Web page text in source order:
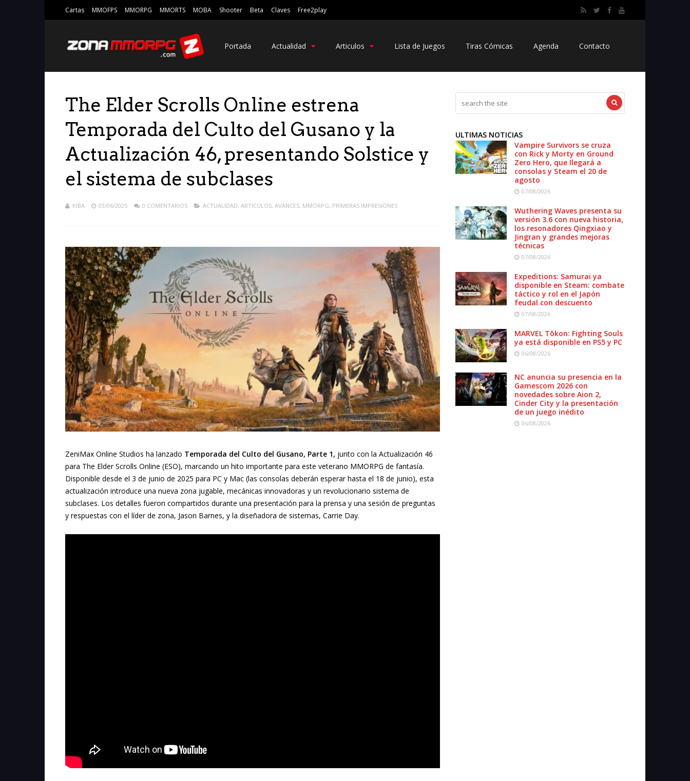
Cartas MMOFPS MMORPG MMORTS MOBA Shooter Beta Claves Free2play
Portada Actualidad Articulos Lista de Juegos Tiras Cómicas Agenda Contacto
The Elder Scrolls Online estrena
Temporada del Culto del Gusano y la
Actualización 46, presentando Solstice y
el sistema de subclases
KIBA 03/06/2025 0 COMENTARIOS ACTUALIDAD, ARTICULOS, AVANCES, MMORPG, PRIMERAS IMPRESIONES
ZeniMax Online Studios ha lanzado Temporada del Culto del Gusano, Parte 1, junto con la Actualización 46
para The Elder Scrolls Online (ESO), marcando un hito importante para este veterano MMORPG de fantasía.
Disponible desde el 3 de junio de 2025 para PC y Mac (las consolas deberán esperar hasta el 18 de junio), esta
actualización introduce una nueva zona jugable, mecánicas innovadoras y un revolucionario sistema de
subclases. Los detalles fueron compartidos durante una presentación para la prensa y una sesión de preguntas
y respuestas con el líder de zona, Jason Barnes, y la diseñadora de sistemas, Carrie Day.
ULTIMAS NOTICIAS
Vampire Survivors se cruza
con Rick y Morty en Ground
Zero Hero, que llegará a
consolas y Steam el 20 de
agosto
07/08/2026
Wuthering Waves presenta su
versión 3.6 con nueva historia,
los resonadores Qingxiao y
Jingran y grandes mejoras
técnicas
07/08/2026
Expeditions: Samurai ya
disponible en Steam: combate
táctico y rol en el Japón
feudal con descuento
07/08/2026
MARVEL Tōkon: Fighting Souls
ya está disponible en PS5 y PC
06/08/2026
NC anuncia su presencia en la
Gamescom 2026 con
novedades sobre Aion 2,
Cinder City y la presentación
de un juego inédito
06/08/2026